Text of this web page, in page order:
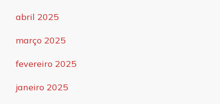
abril 2025
março 2025
fevereiro 2025
janeiro 2025